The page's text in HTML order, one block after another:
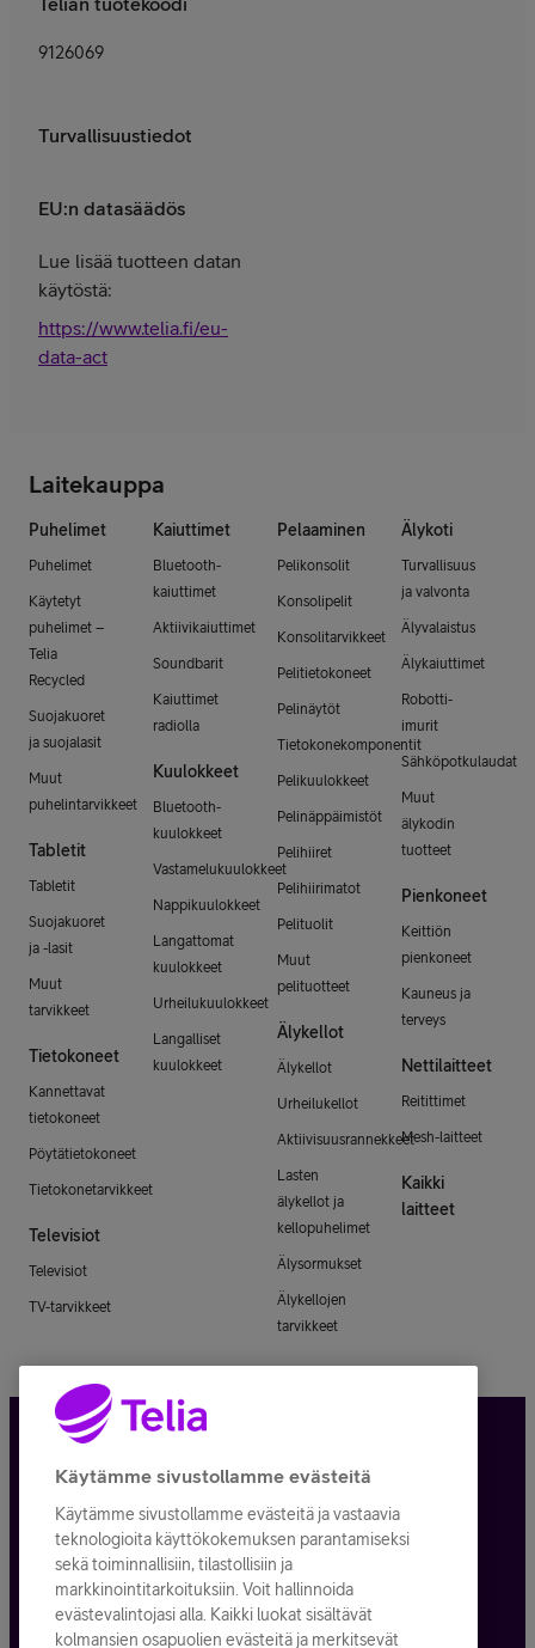
9126069
Turvallisuustiedot
EU:n datasäädös
Lue lisää tuotteen datan
käytöstä:
https://www.telia.fi/eu-
data-act
Laitekauppa
Puhelimet
Puhelimet
Käytetyt
puhelimet –
Telia
Recycled
Suojakuoret
ja suojalasit
Muut
puhelintarvikkeet
Tabletit
Tabletit
Suojakuoret
ja -lasit
Muut
tarvikkeet
Tietokoneet
Kannettavat
tietokoneet
Pöytätietokoneet
Tietokonetarvikkeet
Televisiot
Televisiot
TV-tarvikkeet
Kaiuttimet
Bluetooth-
kaiuttimet
Aktiivikaiuttimet
Soundbarit
Kaiuttimet
radiolla
Kuulokkeet
Bluetooth-
kuulokkeet
Vastamelukuulokkeet
Nappikuulokkeet
Langattomat
kuulokkeet
Urheilukuulokkeet
Langalliset
kuulokkeet
Pelaaminen
Pelikonsolit
Konsolipelit
Konsolitarvikkeet
Pelitietokoneet
Pelinäytöt
Tietokonekomponentit
Pelikuulokkeet
Pelinäppäimistöt
Pelihiiret
Pelihiirimatot
Pelituolit
Muut
pelituotteet
Älykellot
Älykellot
Urheilukellot
Aktiivisuusrannekkeet
Lasten
älykellot ja
kellopuhelimet
Älysormukset
Älykellojen
tarvikkeet
Älykoti
Turvallisuus
ja valvonta
Älyvalaistus
Älykaiuttimet
Robotti-
imurit
Sähköpotkulaudat
Muut
älykodin
tuotteet
Pienkoneet
Keittiön
pienkoneet
Kauneus ja
terveys
Nettilaitteet
Reitittimet
Mesh-laitteet
Kaikki
laitteet
Tietosuoja ja -turva
Tilauksen peruuttaminen
Käyttöehdot
Evästeiden käyttö
Käytämme sivustollamme evästeitä
Käytämme sivustollamme evästeitä ja vastaavia
teknologioita käyttökokemuksen parantamiseksi
sekä toiminnallisiin, tilastollisiin ja
markkinointitarkoituksiin. Voit hallinnoida
evästevalintojasi alla. Kaikki luokat sisältävät
kolmansien osapuolien evästeitä ja merkitsevät